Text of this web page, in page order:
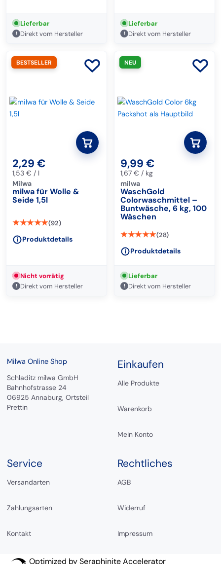
Lieferbar
! Direkt vom Hersteller
Lieferbar
! Direkt vom Hersteller
BESTSELLER
2,29 €
1,53 € / l
Milwa
milwa für Wolle &
Seide 1,5l
★★★★★(92)
Produktdetails
Nicht vorrätig
! Direkt vom Hersteller
NEU
0
9,99 €
1,67 € / kg
milwa
WaschGold
Colorwaschmittel –
Buntwäsche, 6 kg, 100
Wäschen
★★★★★(28)
Produktdetails
Lieferbar
! Direkt vom Hersteller
Milwa Online Shop
Schladitz milwa GmbH
Bahnhofstrasse 24
06925 Annaburg, Ortsteil
Prettin
Einkaufen
Alle Produkte
Warenkorb
Mein Konto
Service
Versandarten
Zahlungsarten
Kontakt
Rechtliches
AGB
Widerruf
Impressum
Optimized by Seraphinite Accelerator